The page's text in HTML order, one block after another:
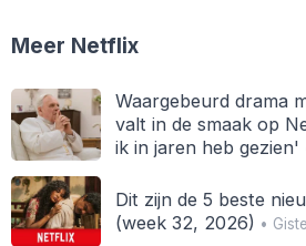
Meer Netflix
Waargebeurd drama
valt in de smaak op
ik in jaren heb gezien'
Dit zijn de 5 beste
(week 32, 2026) •